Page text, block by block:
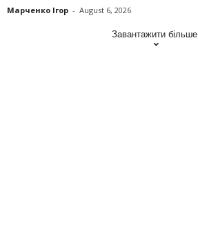
Марченко Ігор - August 6, 2026
Завантажити більше